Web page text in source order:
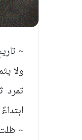
‏~
ولا
تمرد
~